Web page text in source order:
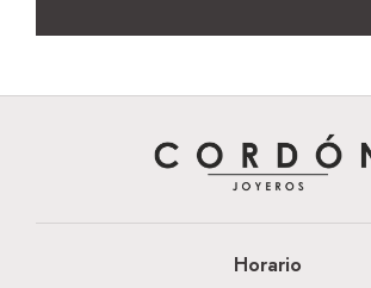
Horario